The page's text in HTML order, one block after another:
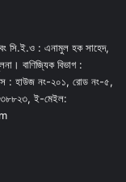
সি.ই.ও : এনামুল হক সাহেদ,
বাণিজ্যিক বিভাগ :
: হাউজ নং-২০১, রোড নং-৫,
ই-মেইল: